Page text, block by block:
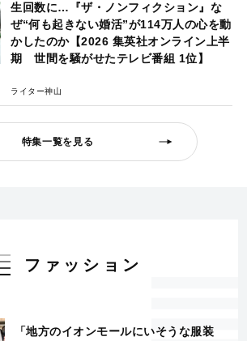
生回数に…『ザ・ノンフィクション』な
ぜ“何も起きない婚活”が114万人の心を動
かしたのか【2026 集英社オンライン上半
期 世間を騒がせたテレビ番組 1位】
ライター神山
特集一覧を見る
ファッション
「地方のイオンモールにいそうな服装